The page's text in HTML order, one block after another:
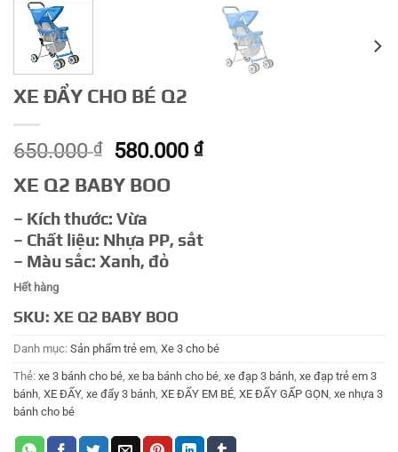
XE ĐẨY CHO BÉ Q2
650.000₫
Giá
là:
650.000 ₫.
580.000₫Giá
580.000 ₫.
XE Q2 BABY BOO
– Kích thước: Vừa
– Chất liệu: Nhựa PP, sắt
– Màu sắc: Xanh, đỏ
Hết hàng
SKU: XE Q2 BABY BOO
Danh mục: Sản phẩm trẻ em Xe 3 cho bé
Thẻ: xe 3 bánh cho bé xe ba bánh cho bé xe đạp 3 bánh xe đạp trẻ em 3
bánh XE ĐẨY, xe đẩy 3 bánh XE ĐẨY EM BÉ XE ĐẨY GẤP GỌN xe nhựa 3
bánh cho bé